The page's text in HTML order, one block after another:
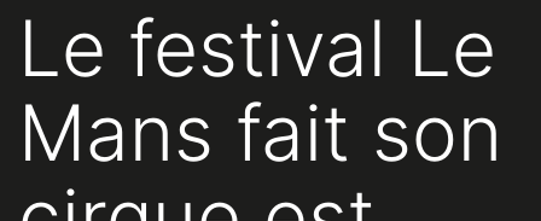
Le festival Le
Mans fait son